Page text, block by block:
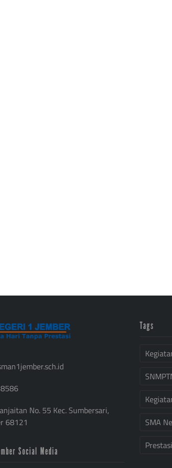
No. 55 Kec. Sumbersari,
68121
Social Media
Tags
SMA
Prestasi